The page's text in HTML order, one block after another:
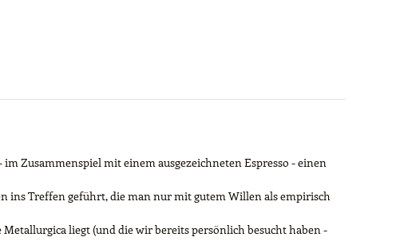
Zusammenspiel mit einem ausgezeichneten Espresso - einen
ins Treffen geführt, die man nur mit gutem Willen als empirisch
liegt (und die wir bereits persönlich besucht haben -